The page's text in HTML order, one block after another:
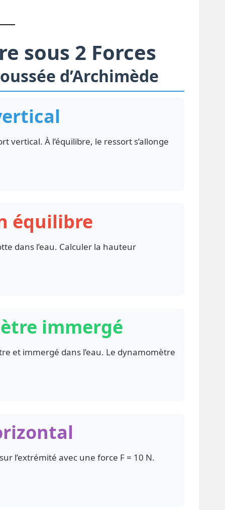
sous 2 Forces
d’Archimède
vertical. À l’équilibre, le ressort s’allonge
équilibre
dans l’eau. Calculer la hauteur
immergé
et immergé dans l’eau. Le dynamomètre
l’extrémité avec une force F = 10 N.